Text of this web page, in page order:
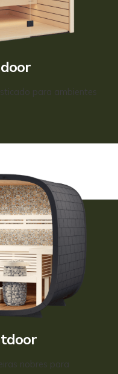
para ambientes
nobres para